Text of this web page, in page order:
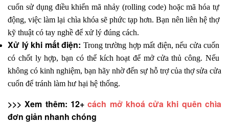
cuốn sử dụng điều khiển mã nhảy (rolling code) hoặc mã hóa tự
động, việc làm lại chìa khóa sẽ phức tạp hơn. Bạn nên liên hệ thợ
kỹ thuật có tay nghề để xử lý đúng cách.
Xử lý khi mất điện: Trong trường hợp mất điện, nếu cửa cuốn
có chốt ly hợp, bạn có thể kích hoạt để mở cửa thủ công. Nếu
không có kinh nghiệm, bạn hãy nhờ đến sự hỗ trợ của thợ sửa cửa
cuốn để tránh làm hư hại hệ thống.
>>> Xem thêm: 12+ cách mở khoá cửa khi quên chìa
đơn giản nhanh chóng